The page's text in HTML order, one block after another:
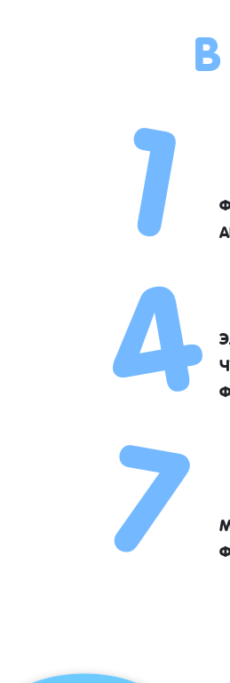
1
4
7